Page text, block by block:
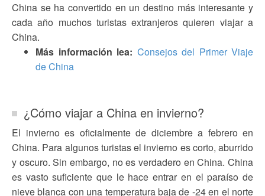
China se ha convertido en un destino más interesante y
cada año muchos turistas extranjeros quieren viajar a
China.
Más información lea: Consejos del Primer Viaje
de China
¿Cómo viajar a China en invierno?
El invierno es oficialmente de diciembre a febrero en
China. Para algunos turistas el invierno es corto, aburrido
y oscuro. Sin embargo, no es verdadero en China. China
es vasto suficiente que le hace entrar en el paraíso de
nieve blanca con una temperatura baja de -24 en el norte